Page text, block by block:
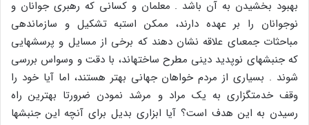
بهبود بخشیدن به آن باشد . معلمان و کسانى که رهبرى جوانان و
نوجوانان را بر عهده دارند، ممکن است‏به تشکیل و سازمان‏دهى
مباحثات جمعى‏اى علاقه نشان دهند که برخى از مسایل و پرسش‏هایى
که جنبش‏هاى نوپدید دینى مطرح ساخته‏اند، با دقت و وسواس بررسى
شوند . بسیارى از مردم خواهان جهانى بهتر هستند، اما آیا خود را
وقف خدمت‏گزارى به یک مراد و مرشد نمودن ضرورتا بهترین راه
رسیدن به این هدف است؟ آیا ابزارى بدیل براى آنچه این جنبش‏ها